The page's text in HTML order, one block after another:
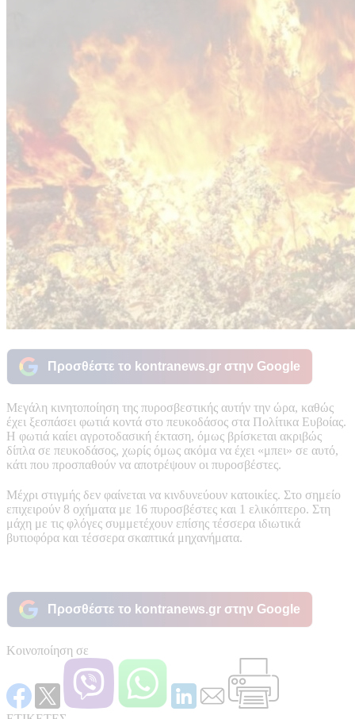
Προσθέστε το kontranews.gr στην Google
Μεγάλη κινητοποίηση της πυροσβεστικής αυτήν την ώρα, καθώς
έχει ξεσπάσει φωτιά κοντά στο πευκοδάσος στα Πολίτικα Ευβοίας.
Η φωτιά καίει αγροτοδασική έκταση, όμως βρίσκεται ακριβώς
δίπλα σε πευκοδάσος, χωρίς όμως ακόμα να έχει «μπει» σε αυτό,
κάτι που προσπαθούν να αποτρέψουν οι πυροσβέστες.
Μέχρι στιγμής δεν φαίνεται να κινδυνεύουν κατοικίες. Στο σημείο
επιχειρούν 8 οχήματα με 16 πυροσβέστες και 1 ελικόπτερο. Στη
μάχη με τις φλόγες συμμετέχουν επίσης τέσσερα ιδιωτικά
βυτιοφόρα και τέσσερα σκαπτικά μηχανήματα.
Προσθέστε το kontranews.gr στην Google
Κοινοποίηση σε